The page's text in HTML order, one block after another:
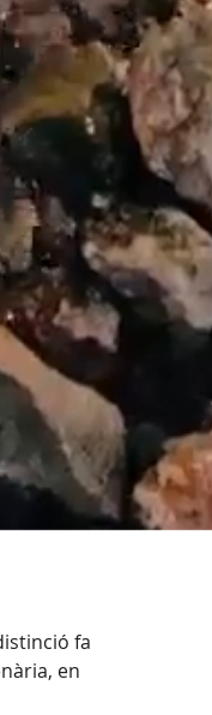
fa
en